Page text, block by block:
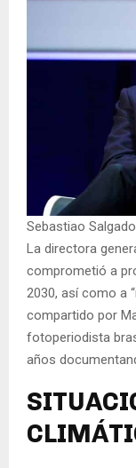
Sebastiao
La directora
comprometió a
2030, así como a
compartido por
fotoperiodista
años